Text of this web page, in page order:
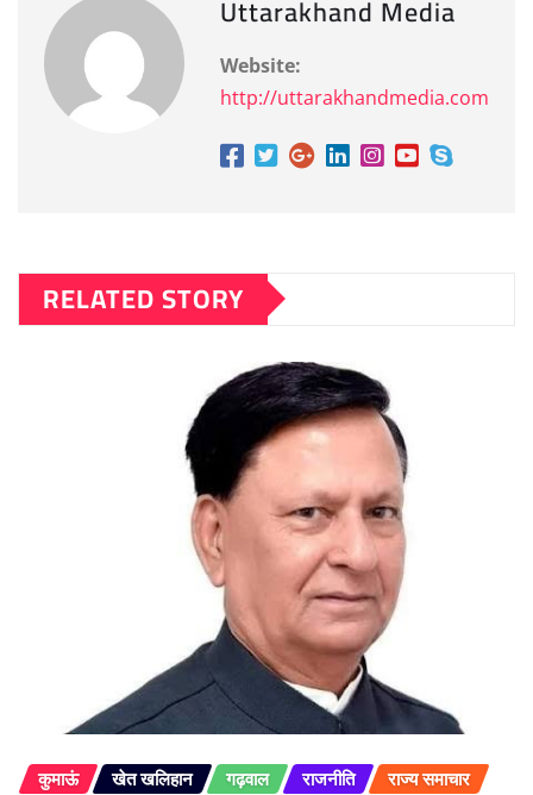
Uttarakhand Media
Website:
http://uttarakhandmedia.com
RELATED STORY
कुमाऊं खेत खलिहान गढ़वाल राजनीति राज्य समाचार